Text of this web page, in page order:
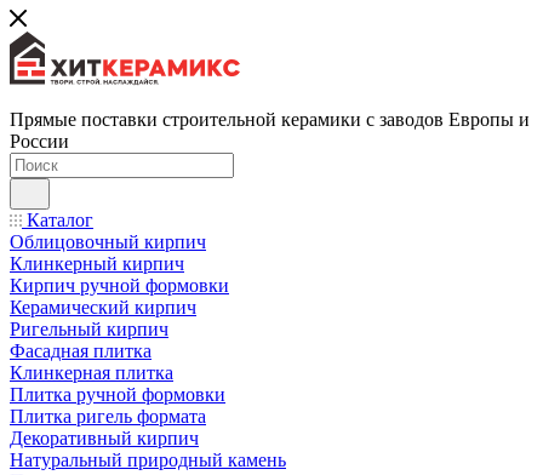
Прямые поставки строительной керамики с заводов Европы и
России
Каталог
Облицовочный кирпич
Клинкерный кирпич
Кирпич ручной формовки
Керамический кирпич
Ригельный кирпич
Фасадная плитка
Клинкерная плитка
Плитка ручной формовки
Плитка ригель формата
Декоративный кирпич
Натуральный природный камень